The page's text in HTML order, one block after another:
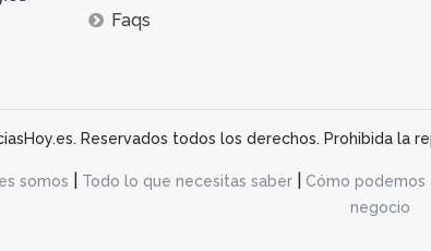
Faqs
Reservados todos los derechos. Prohibida
somos Todo lo que necesitas saber| Cómo podemos
negocio